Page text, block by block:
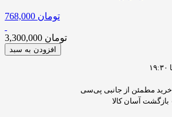
768,000 تومان
3,300,000 تومان
افزودن به سبد
خرید مطمئن از جانبی پی‌سی
بازگشت آسان کالا